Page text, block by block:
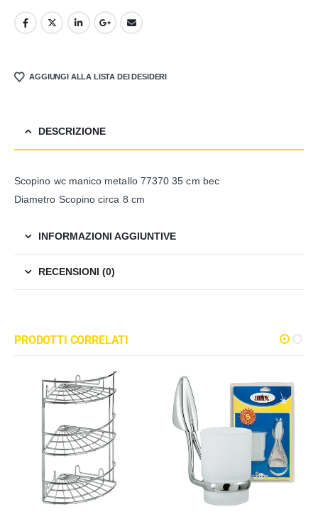
AGGIUNGI ALLA LISTA DEI DESIDERI
DESCRIZIONE
Scopino wc manico metallo 77370 35 cm bec
Diametro Scopino circa 8 cm
INFORMAZIONI AGGIUNTIVE
RECENSIONI (0)
PRODOTTI CORRELATI